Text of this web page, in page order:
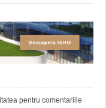
pentru comentariile